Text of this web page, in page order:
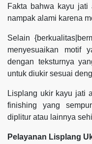
Fakta bahwa kayu jati
nampak alami karena
Selain
menyesuaikan motif
dengan teksturnya
untuk diukir sesuai
Lisplang ukir kayu jati
finishing yang
diplitur atau lainnya
Pelayanan Lisplang